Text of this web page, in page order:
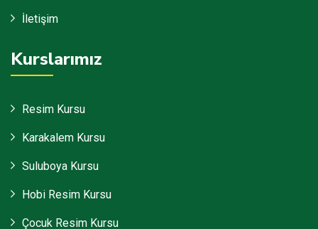
İletişim
Kurslarımız
Resim Kursu
Karakalem Kursu
Suluboya Kursu
Hobi Resim Kursu
Çocuk Resim Kursu